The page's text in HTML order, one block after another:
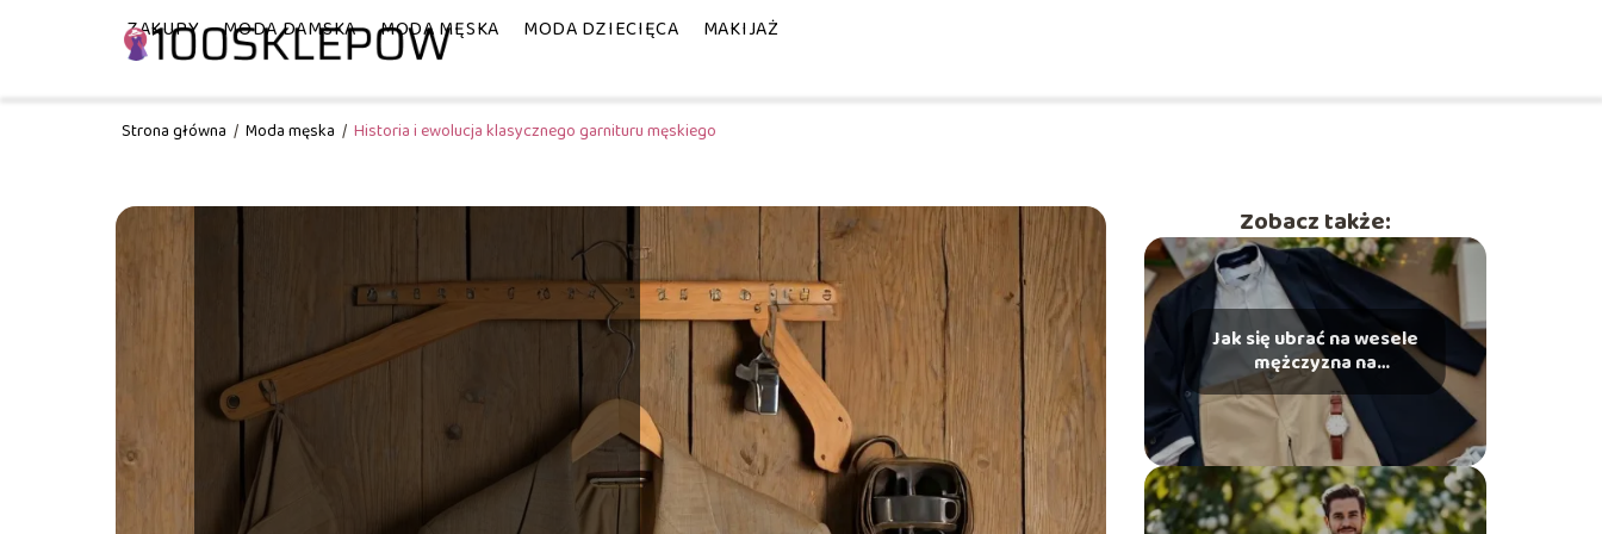
ZAKUPY MODA DAMSKA MODA MĘSKA MODA DZIECIĘCA MAKIJAŻ
Strona główna / Moda męska / Historia i ewolucja klasycznego garnituru męskiego
Zobacz także:
Jak się ubrać na wesele
mężczyzna na
sportowo? Praktyczne
porady